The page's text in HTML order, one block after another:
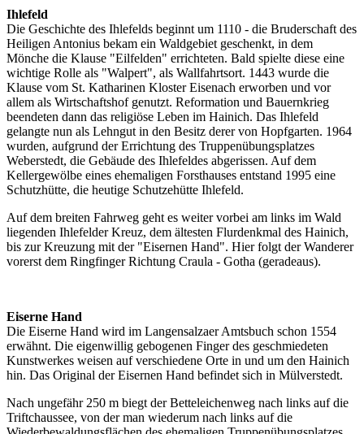
Ihlefeld
Die Geschichte des Ihlefelds beginnt um 1110 - die Bruderschaft des
Heiligen Antonius bekam ein Waldgebiet geschenkt, in dem
Mönche die Klause "Eilfelden" errichteten. Bald spielte diese eine
wichtige Rolle als "Walpert", als Wallfahrtsort. 1443 wurde die
Klause vom St. Katharinen Kloster Eisenach erworben und vor
allem als Wirtschaftshof genutzt. Reformation und Bauernkrieg
beendeten dann das religiöse Leben im Hainich. Das Ihlefeld
gelangte nun als Lehngut in den Besitz derer von Hopfgarten. 1964
wurden, aufgrund der Errichtung des Truppenübungsplatzes
Weberstedt, die Gebäude des Ihlefeldes abgerissen. Auf dem
Kellergewölbe eines ehemaligen Forsthauses entstand 1995 eine
Schutzhütte, die heutige Schutzehütte Ihlefeld.
Auf dem breiten Fahrweg geht es weiter vorbei am links im Wald
liegenden Ihlefelder Kreuz, dem ältesten Flurdenkmal des Hainich,
bis zur Kreuzung mit der "Eisernen Hand". Hier folgt der Wanderer
vorerst dem Ringfinger Richtung Craula - Gotha (geradeaus).
Eiserne Hand
Die Eiserne Hand wird im Langensalzaer Amtsbuch schon 1554
erwähnt. Die eigenwillig gebogenen Finger des geschmiedeten
Kunstwerkes weisen auf verschiedene Orte in und um den Hainich
hin. Das Original der Eisernen Hand befindet sich in Mülverstedt.
Nach ungefähr 250 m biegt der Betteleichenweg nach links auf die
Triftchaussee, von der man wiederum nach links auf die